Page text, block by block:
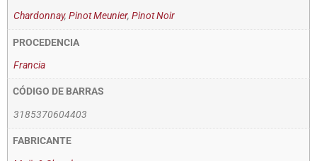
Chardonnay, Pinot Meunier, Pinot Noir
PROCEDENCIA
Francia
CÓDIGO DE BARRAS
3185370604403
FABRICANTE